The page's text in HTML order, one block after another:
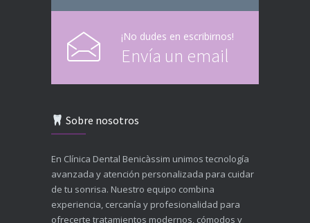
¡No dudes en escribirnos!
Envía un email
Sobre nosotros
En Clínica Dental Benicàssim unimos tecnología
avanzada y atención personalizada para cuidar
de tu sonrisa. Nuestro equipo combina
experiencia, cercanía y profesionalidad para
ofrecerte tratamientos modernos, cómodos y